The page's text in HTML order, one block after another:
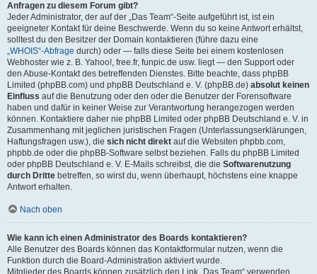
Anfragen zu diesem Forum gibt?
Jeder Administrator, der auf der „Das Team“-Seite aufgeführt ist, ist ein
geeigneter Kontakt für deine Beschwerde. Wenn du so keine Antwort erhältst,
solltest du den Besitzer der Domain kontaktieren (führe dazu eine
„WHOIS“-Abfrage durch) oder — falls diese Seite bei einem kostenlosen
Webhoster wie z. B. Yahoo!, free.fr, funpic.de usw. liegt — den Support oder
den Abuse-Kontakt des betreffenden Dienstes. Bitte beachte, dass phpBB
Limited (phpBB.com) und phpBB Deutschland e. V. (phpBB.de) absolut keinen
Einfluss auf die Benutzung oder den oder die Benutzer der Forensoftware
haben und dafür in keiner Weise zur Verantwortung herangezogen werden
können. Kontaktiere daher nie phpBB Limited oder phpBB Deutschland e. V. in
Zusammenhang mit jeglichen juristischen Fragen (Unterlassungserklärungen,
Haftungsfragen usw.), die sich nicht direkt auf die Websiten phpbb.com,
phpbb.de oder die phpBB-Software selbst beziehen. Falls du phpBB Limited
oder phpBB Deutschland e. V. E-Mails schreibst, die die Softwarenutzung
durch Dritte betreffen, so wirst du, wenn überhaupt, höchstens eine knappe
Antwort erhalten.
Nach oben
Wie kann ich einen Administrator des Boards kontaktieren?
Alle Benutzer des Boards können das Kontaktformular nutzen, wenn die
Funktion durch die Board-Administration aktiviert wurde.
Mitglieder des Boards können zusätzlich den Link „Das Team“ verwenden.